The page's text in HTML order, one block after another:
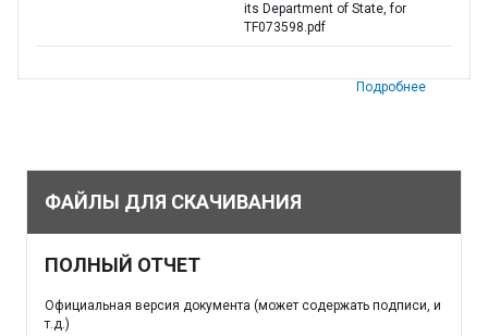
its Department of State, for
TF073598.pdf
Подробнее
ФАЙЛЫ ДЛЯ СКАЧИВАНИЯ
ПОЛНЫЙ ОТЧЕТ
Официальная версия документа (может содержать подписи, и
т.д.)